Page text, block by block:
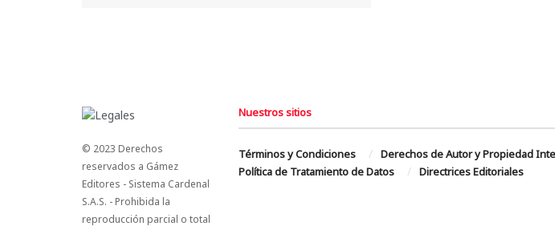
© 2023 Derechos
reservados a Gámez
Editores - Sistema Cardenal
S.A.S. - Prohibida la
reproducción parcial o total
Nuestros sitios
Términos y Condiciones Derechos de Autor y Propiedad
Política de Tratamiento de Datos
Directrices Editoriales